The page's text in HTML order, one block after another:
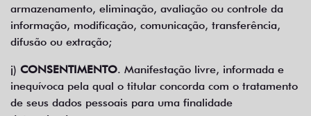
armazenamento, eliminação, avaliação ou controle da
informação, modificação, comunicação, transferência,
difusão ou extração;
j) CONSENTIMENTO. Manifestação livre, informada e
inequívoca pela qual o titular concorda com o tratamento
de seus dados pessoais para uma finalidade